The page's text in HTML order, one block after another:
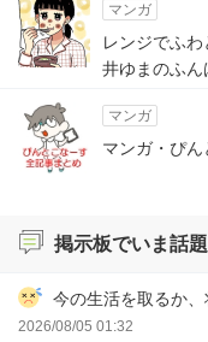
マンガ
レンジでふ
井ゆまのふん
マンガ
マンガ・ぴん
掲示板でいま話題
今の生活を取るか
2026/08/05 01:32